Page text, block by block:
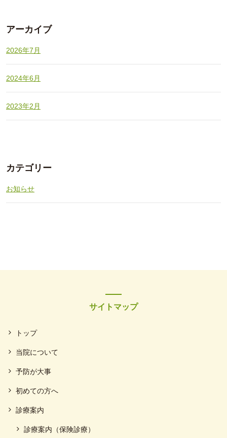
アーカイブ
2026年7月
2024年6月
2023年2月
カテゴリー
お知らせ
サイトマップ
トップ
当院について
予防が大事
初めての方へ
診療案内
診療案内（保険診療）